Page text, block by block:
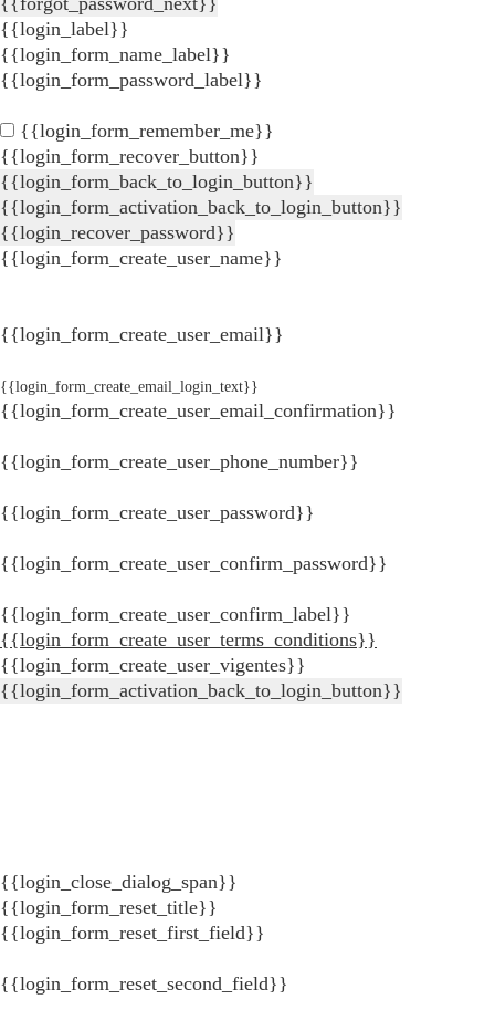
{{login_label}}
{{login_form_name_label}}
{{login_form_password_label}}
{{login_form_remember_me}}
{{login_form_recover_button}}
{{login_form_back_to_login_button}}
{{login_form_activation_back_to_login_button}}
{{login_recover_password}}
{{login_form_create_user_name}}
{{login_form_create_user_email}}
{{login_form_create_email_login_text}}
{{login_form_create_user_email_confirmation}}
{{login_form_create_user_phone_number}}
{{login_form_create_user_password}}
{{login_form_create_user_confirm_password}}
{{login_form_create_user_confirm_label}}
{{login_form_create_user_terms_conditions}}
{{login_form_create_user_vigentes}}
{{login_form_activation_back_to_login_button}}
{{login_close_dialog_span}}
{{login_form_reset_title}}
{{login_form_reset_first_field}}
{{login_form_reset_second_field}}